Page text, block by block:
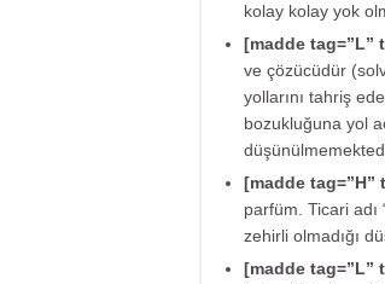
kolay kolay yok
[madde tag=”L”
ve çözücüdür
yollarını tahriş
bozukluğuna yol
[madde tag=”H”
parfüm. Ticari adı
zehirli olmadığı
[madde tag=”L”